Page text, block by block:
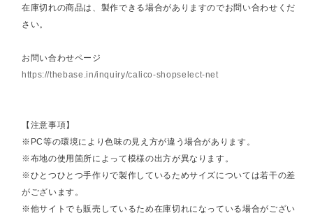
在庫切れの商品は、製作できる場合がありますのでお問い合わせくだ
さい。
お問い合わせページ
https://thebase.in/inquiry/calico-shopselect-net
【注意事項】
※PC等の環境により色味の見え方が違う場合があります。
※布地の使用箇所によって模様の出方が異なります。
※ひとつひとつ手作りで製作しているためサイズについては若干の差
がございます。
※他サイトでも販売しているため在庫切れになっている場合がござい